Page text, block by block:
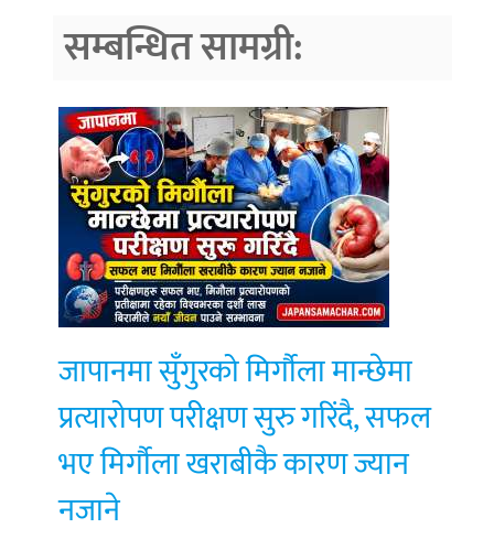
सम्बन्धित सामग्री:
जापानमा सुँगुरको मिर्गौला मान्छेमा
प्रत्यारोपण परीक्षण सुरु गरिंदै, सफल
भए मिर्गौला खराबीकै कारण ज्यान
नजाने